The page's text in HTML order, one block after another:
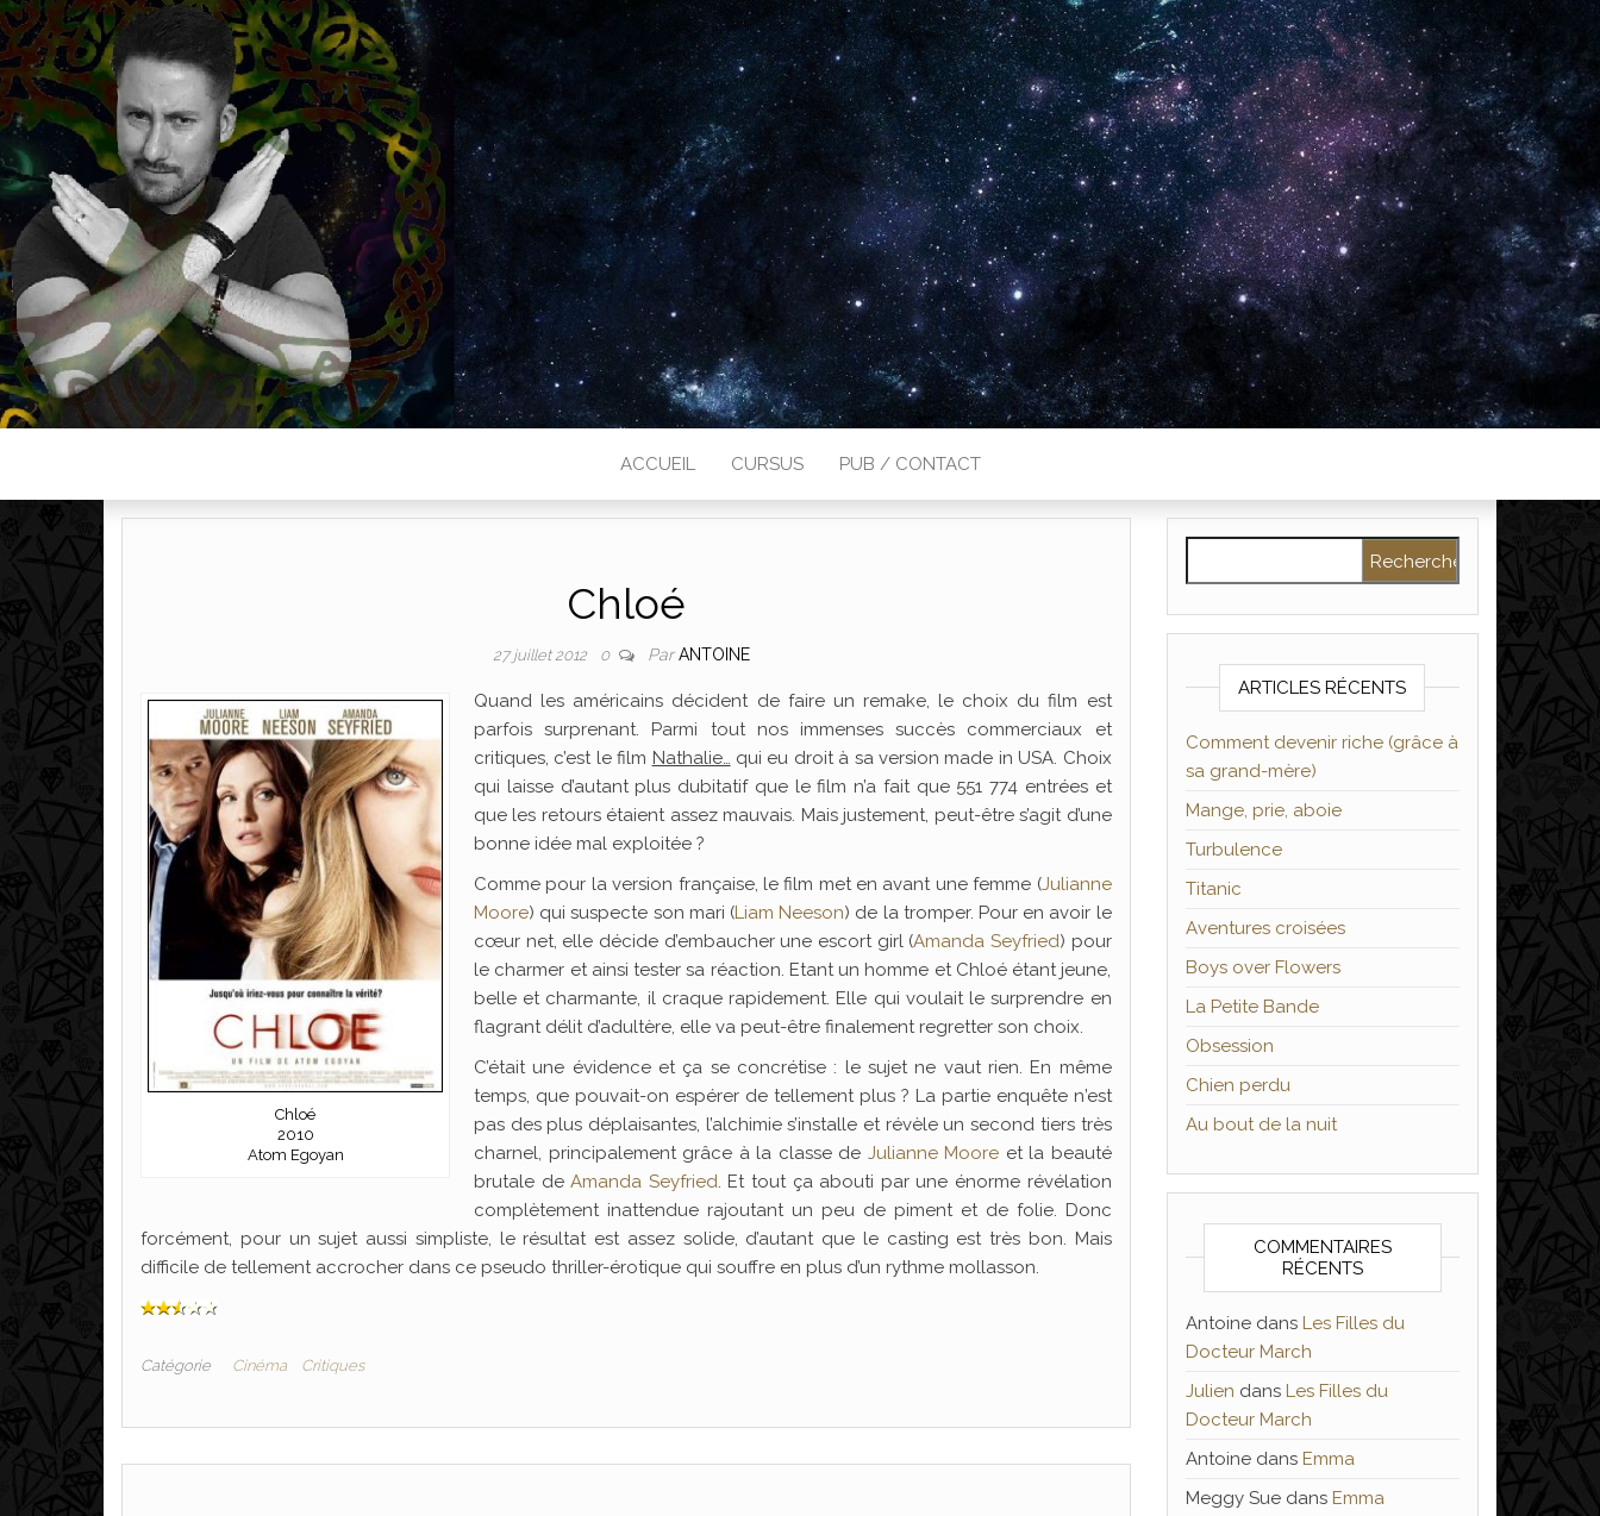
Plus de 2800 critiques de films
ACCUEIL CURSUS PUB / CONTACT
Chloé
27 juillet 2012 0 ParANTOINE
Chloé
2010
Atom Egoyan
Quand les américains décident de faire un remake, le choix du film est
parfois surprenant. Parmi tout nos immenses succès commerciaux et
critiques, c’est le film Nathalie… qui eu droit à sa version made in USA. Choix
qui laisse d’autant plus dubitatif que le film n’a fait que 551 774 entrées et
que les retours étaient assez mauvais. Mais justement, peut-être s’agit d’une
bonne idée mal exploitée ?
Comme pour la version française, le film met en avant une femme (Julianne
Moore) qui suspecte son mari (Liam Neeson) de la tromper. Pour en avoir le
cœur net, elle décide d’embaucher une escort girl (Amanda Seyfried) pour
le charmer et ainsi tester sa réaction. Etant un homme et Chloé étant jeune,
belle et charmante, il craque rapidement. Elle qui voulait le surprendre en
flagrant délit d’adultère, elle va peut-être finalement regretter son choix.
C’était une évidence et ça se concrétise : le sujet ne vaut rien. En même
temps, que pouvait-on espérer de tellement plus ? La partie enquête n’est
pas des plus déplaisantes, l’alchimie s’installe et révèle un second tiers très
charnel, principalement grâce à la classe de Julianne Moore et la beauté
brutale deAmanda Seyfried. Et tout ça abouti par une énorme révélation
complètement inattendue rajoutant un peu de piment et de folie. Donc
forcément, pour un sujet aussi simpliste, le résultat est assez solide, d’autant que le casting est très bon. Mais
difficile de tellement accrocher dans ce pseudo thriller-érotique qui souffre en plus d’un rythme mollasson.
Catégorie Cinéma Critiques
ARTICLES RÉCENTS
Comment devenir riche (grâce à
sa grand-mère)
Mange, prie, aboie
Turbulence
Titanic
Aventures croisées
Boys over Flowers
La Petite Bande
Obsession
Chien perdu
Au bout de la nuit
COMMENTAIRES
RÉCENTS
Antoinedans Les Filles du
Docteur March
Julien dans Les Filles du
Docteur March
Antoinedans Emma
Meggy Suedans Emma